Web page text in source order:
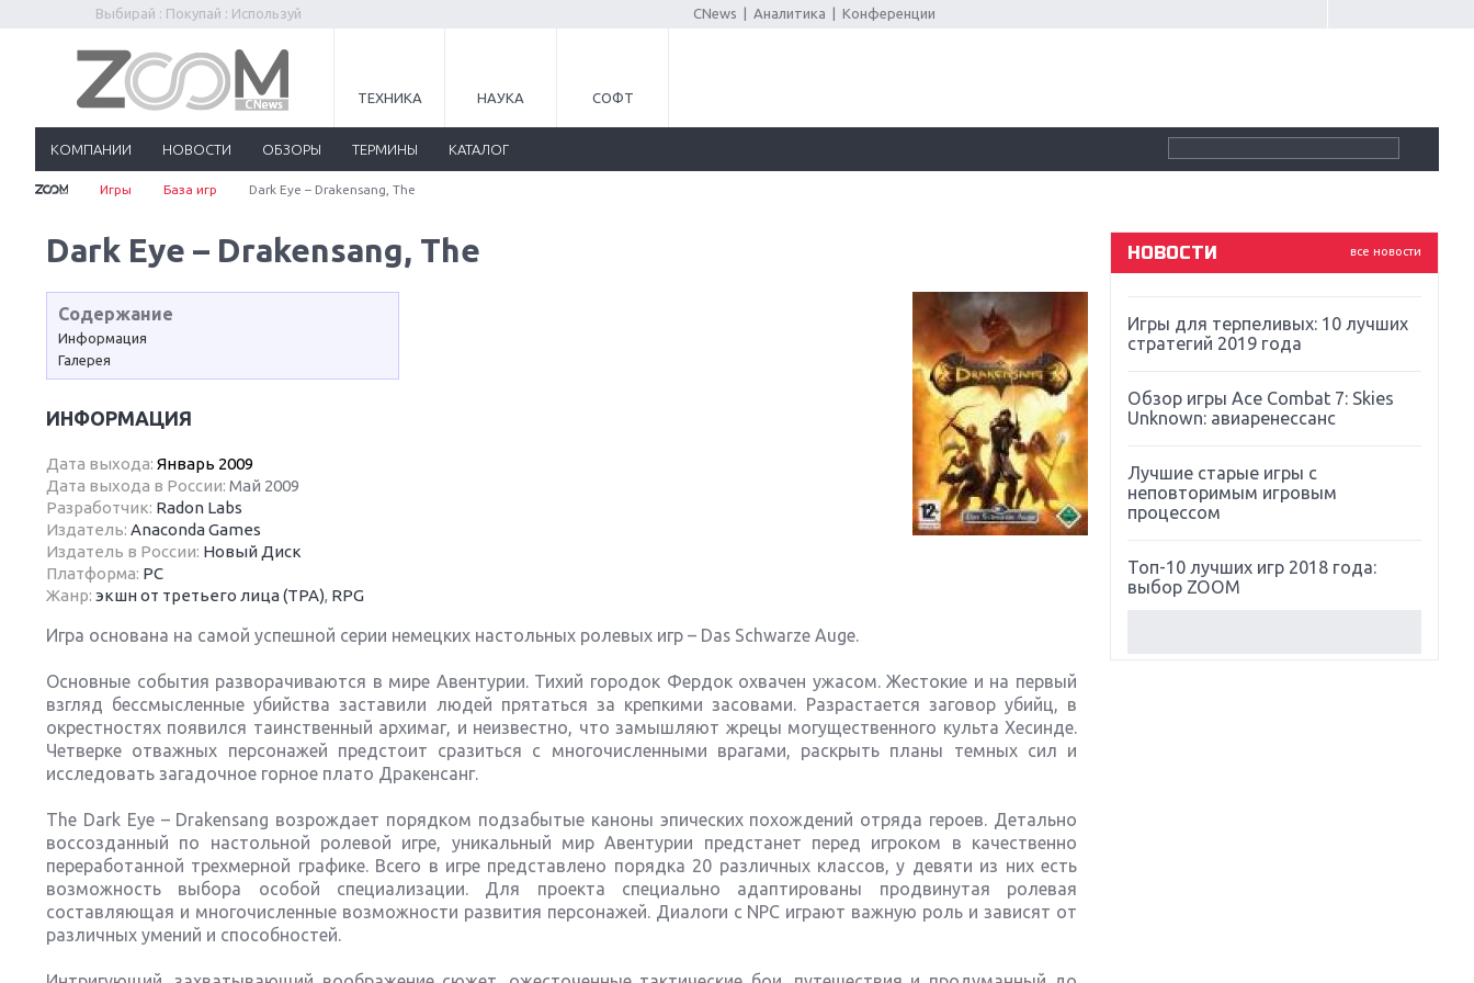
Выбирай : Покупай : Используй CNews Аналитика Конференции
ТЕХНИКА НАУКА СОФТ
КОМПАНИИ НОВОСТИ ОБЗОРЫ ТЕРМИНЫ КАТАЛОГ
Игры База игр Dark Eye – Drakensang, The
Dark Eye – Drakensang, The
Содержание
Информация
Галерея
ИНФОРМАЦИЯ
Дата выхода: Январь 2009
Дата выхода в России: Май 2009
Разработчик: Radon Labs
Издатель: Anaconda Games
Издатель в России: Новый Диск
Платформа: PC
Жанр: экшн от третьего лица (TPA), RPG
Игра основана на самой успешной серии немецких настольных ролевых игр – Das Schwarze Auge.
Основные события разворачиваются в мире Авентурии. Тихий городок Фердок охвачен ужасом. Жестокие и на первый
взгляд бессмысленные убийства заставили людей прятаться за крепкими засовами. Разрастается заговор убийц, в
окрестностях появился таинственный архимаг, и неизвестно, что замышляют жрецы могущественного культа Хесинде.
Четверке отважных персонажей предстоит сразиться с многочисленными врагами, раскрыть планы темных сил и
исследовать загадочное горное плато Дракенсанг.
The Dark Eye – Drakensang возрождает порядком подзабытые каноны эпических похождений отряда героев. Детально
воссозданный по настольной ролевой игре, уникальный мир Авентурии предстанет перед игроком в качественно
переработанной трехмерной графике. Всего в игре представлено порядка 20 различных классов, у девяти из них есть
возможность выбора особой специализации. Для проекта специально адаптированы продвинутая ролевая
составляющая и многочисленные возможности развития персонажей. Диалоги с NPC играют важную роль и зависят от
различных умений и способностей.
все новости
НОВОСТИ
Souls
Far Cry 5: хвалить нельзя ругать
Игры для терпеливых: 10 лучших
стратегий 2019 года
Обзор игры Ace Combat 7: Skies
Unknown: авиаренессанс
Лучшие старые игры с
неповторимым игровым
процессом
Топ-10 лучших игр 2018 года:
выбор ZOOM